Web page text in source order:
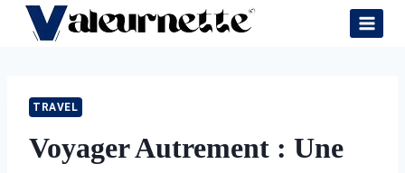
Skip
TRAVEL
Voyager Autrement : Une